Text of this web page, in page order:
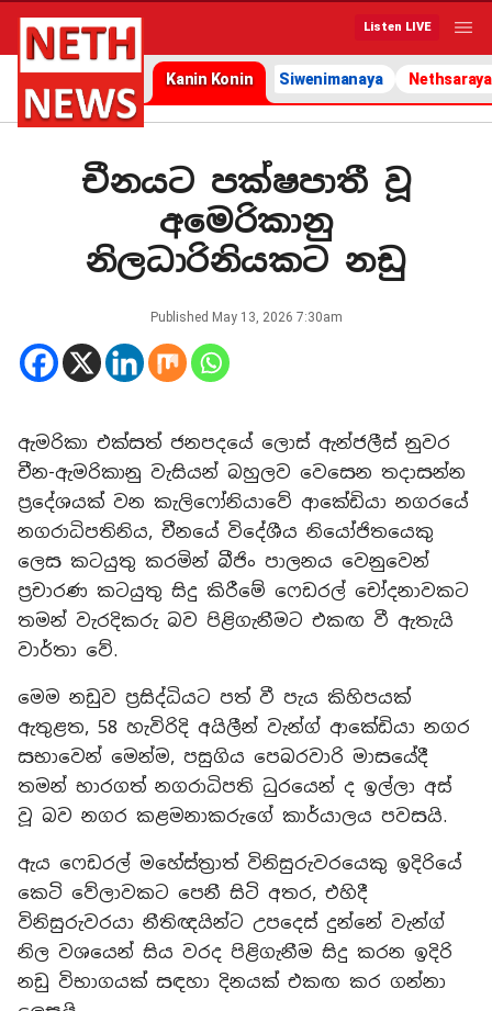
Listen LIVE
Kanin Konin Siwenimanaya Nethsaraya
චීනයට පක්ෂපාතී වූ
අමෙරිකානු
නිලධාරිනියකට නඩු
Published May 13, 2026 7:30am
ඇමරිකා එක්සත් ජනපදයේ ලොස් ඇන්ජලීස් නුවර
චීන-ඇමරිකානු වැසියන් බහුලව වෙසෙන තදාසන්න
ප්‍රදේශයක් වන කැලිෆෝනියාවේ ආකේඩියා නගරයේ
නගරාධිපතිනිය, චීනයේ විදේශීය නියෝජිතයෙකු
ලෙස කටයුතු කරමින් බීජිං පාලනය වෙනුවෙන්
ප්‍රචාරණ කටයුතු සිදු කිරීමේ ෆෙඩරල් චෝදනාවකට
තමන් වැරදිකරු බව පිළිගැනීමට එකඟ වී ඇතැයි
වාර්තා වේ.
මෙම නඩුව ප්‍රසිද්ධියට පත් වී පැය කිහිපයක්
ඇතුළත, 58 හැවිරිදි අයිලීන් වැන්ග් ආකේඩියා නගර
සභාවෙන් මෙන්ම, පසුගිය පෙබරවාරි මාසයේදී
තමන් භාරගත් නගරාධිපති ධුරයෙන් ද ඉල්ලා අස්
වූ බව නගර කළමනාකරුගේ කාර්යාලය පවසයි.
ඇය ෆෙඩරල් මහේස්ත්‍රාත් විනිසුරුවරයෙකු ඉදිරියේ
කෙටි වේලාවකට පෙනී සිටි අතර, එහිදී
විනිසුරුවරයා නීතිඥයින්ට උපදෙස් දුන්නේ වැන්ග්
නිල වශයෙන් සිය වරද පිළිගැනීම සිදු කරන ඉදිරි
නඩු විභාගයක් සඳහා දිනයක් එකඟ කර ගන්නා